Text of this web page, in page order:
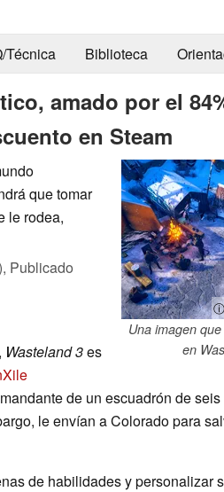
Técnica Biblioteca
amado por el
en Steam
ⓘ
Una imagen
en
que tomar
le rodea,
Publicado
Wasteland 3es
de un escuadrón de
le envían a Colorado para
de habilidades y personalizar